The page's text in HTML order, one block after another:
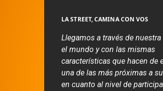
LA STREET, CAMINA CON VOS
Llegamos a través de
el mundo y con las mismas
características que hacen de
una de las más próximas a
en cuanto al nivel de